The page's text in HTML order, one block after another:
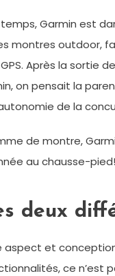
Garmin est
montres outdoor,
Après la sortie
on pensait la
de la
de montre,
au chausse-
deux
aspect et
ce n’est